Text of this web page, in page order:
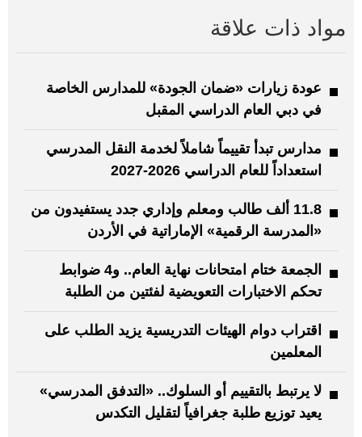
مواد ذات علاقة
عودة زيارات «ضمان الجودة» للمدارس الخاصة
في دبي العام الدراسي المقبل
مدارس تبدأ تقييماً شاملاً لخدمة النقل المدرسي
استعداداً للعام الدراسي 2026-2027
11.8 ألف طالب ومعلم وإداري جدد يستفيدون من
«المدرسة الرقمية» الإماراتية في الأردن
الجمعة ختام امتحانات نهاية العام.. و4 ضوابط
تحكم الاختبارات التعويضية لفئتين من الطلبة
اقتراب دوام الهيئات التدريسية يزيد الطلب على
المعلمين
لا يرتبط بالتقييم أو السلوك.. «التدفق المدرسي»
يعيد توزيع طلبة جغرافياً لتقليل التكدس